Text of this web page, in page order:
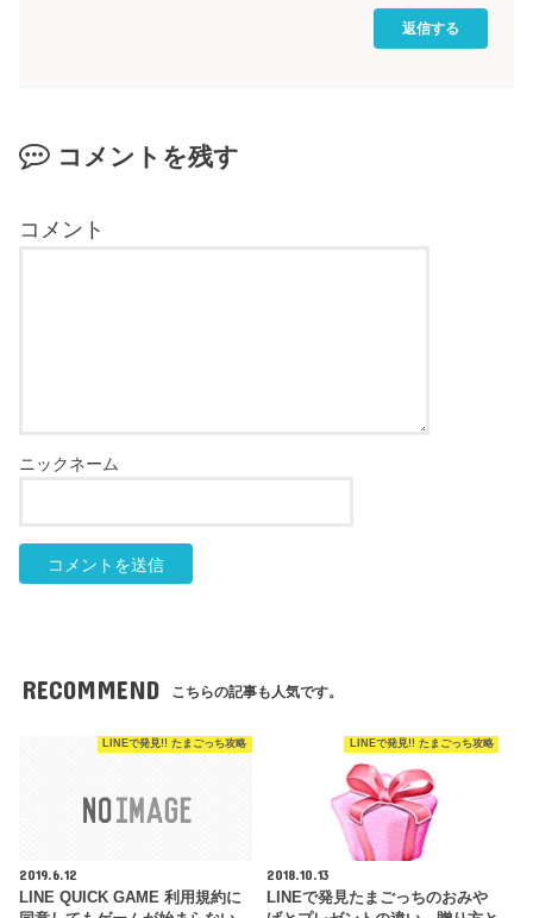
返信する
コメントを残す
RECOMMEND こちらの記事も人気です。
LINEで発見!! たまごっち攻略
2019.6.12
LINE QUICK GAME 利用規約に
LINEで発見!! たまごっち攻略
2018.10.13
LINEで発見たまごっちのおみや